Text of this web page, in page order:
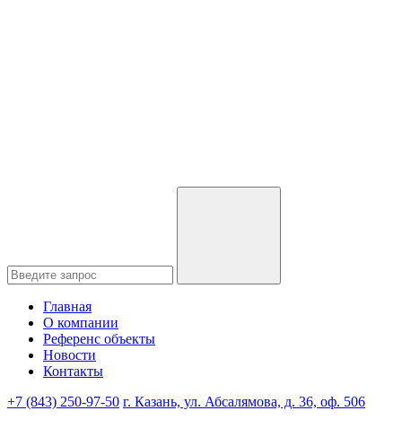
Главная
О компании
Референс объекты
Новости
Контакты
+7 (843) 250-97-50 г. Казань, ул. Абсалямова, д. 36, оф. 506